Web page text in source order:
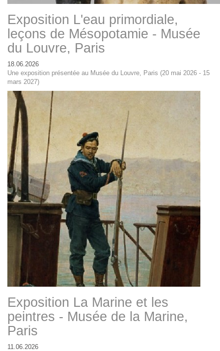
Exposition L'eau primordiale,
leçons de Mésopotamie - Musée
du Louvre, Paris
18.06.2026
Une exposition présentée au Musée du Louvre, Paris (20 mai 2026 - 15
mars 2027)
Exposition La Marine et les
peintres - Musée de la Marine,
Paris
11.06.2026